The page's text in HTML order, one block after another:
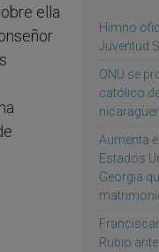
ella
Himno
Juventud
ONU se
católico
Aumenta
Estados
Georgia
Rubio